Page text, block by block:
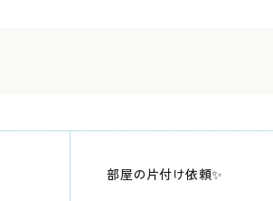
部屋の片付け依頼✨